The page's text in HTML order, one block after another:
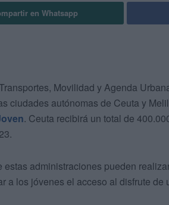
en Whatsapp
Movilidad y Agenda
ciudades autónomas de Ceuta y
. Ceuta recibirá un total de
estas administraciones pueden
a los jóvenes el acceso al disfrute de